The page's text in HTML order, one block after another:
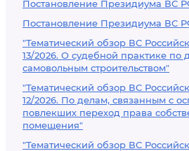
Постановление Президиума ВС
Постановление Президиума ВС
"Тематический обзор ВС
13/2026. О судебной практике по
самовольным строительством"
"Тематический обзор ВС
12/2026. По делам, связанным с
повлекших переход права
помещения"
"Тематический обзор ВС